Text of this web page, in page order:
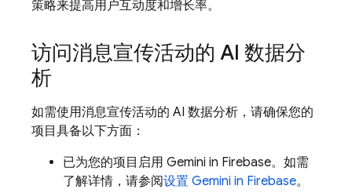
策略来提高用户互动度和增长率。
访问消息宣传活动的 AI 数据分
析
如需使用消息宣传活动的 AI 数据分析，请确保您的
项目具备以下方面：
已为您的项目启用 Gemini in Firebase。如需
了解详情，请参阅设置 Gemini in Firebase。